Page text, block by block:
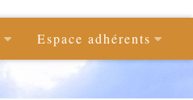
Espace adhérents